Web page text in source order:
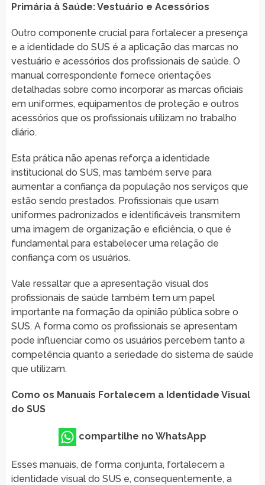
Primária à Saúde: Vestuário e Acessórios
Outro componente crucial para fortalecer a presença
e a identidade do SUS é a aplicação das marcas no
vestuário e acessórios dos profissionais de saúde. O
manual correspondente fornece orientações
detalhadas sobre como incorporar as marcas oficiais
em uniformes, equipamentos de proteção e outros
acessórios que os profissionais utilizam no trabalho
diário.
Esta prática não apenas reforça a identidade
institucional do SUS, mas também serve para
aumentar a confiança da população nos serviços que
estão sendo prestados. Profissionais que usam
uniformes padronizados e identificáveis transmitem
uma imagem de organização e eficiência, o que é
fundamental para estabelecer uma relação de
confiança com os usuários.
Vale ressaltar que a apresentação visual dos
profissionais de saúde também tem um papel
importante na formação da opinião pública sobre o
SUS. A forma como os profissionais se apresentam
pode influenciar como os usuários percebem tanto a
competência quanto a seriedade do sistema de saúde
que utilizam.
Como os Manuais Fortalecem a Identidade Visual
do SUS
compartilhe no WhatsApp
Esses manuais, de forma conjunta, fortalecem a
identidade visual do SUS e, consequentemente, a